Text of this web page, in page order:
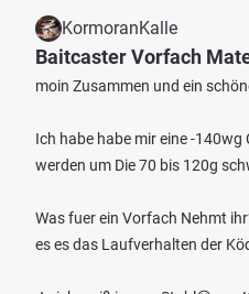
KormoranKalle
Baitcaster Vorfach
moin Zusammen und ein
Ich habe habe mir eine -
werden um Die 70 bis 120g
Was fuer ein Vorfach Nehmt
es es das Laufverhalten der